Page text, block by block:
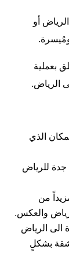
أو
بعملية
الرياض.
الذي
للرياض
من
والعكس.
الى الرياض
بشكلٍ